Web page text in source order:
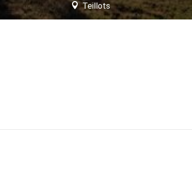
Teillots